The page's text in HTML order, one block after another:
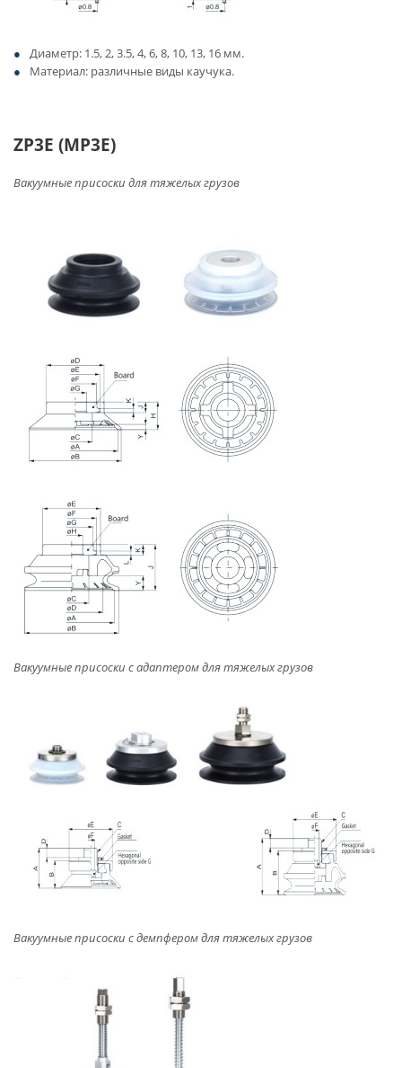
Диаметр: 1.5, 2, 3.5, 4, 6, 8, 10, 13, 16 мм.
Материал: различные виды каучука.
ZP3E (MP3E)
Вакуумные присоски для тяжелых грузов
Вакуумные присоски с адаптером для тяжелых грузов
Вакуумные присоски с демпфером для тяжелых грузов